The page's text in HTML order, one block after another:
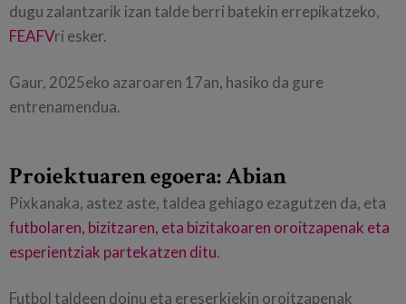
dugu zalantzarik izan talde berri batekin errepikatzeko,
FEAFVri esker.
Gaur, 2025eko azaroaren 17an, hasiko da gure
entrenamendua.
Proiektuaren egoera: Abian
Pixkanaka, astez aste, taldea gehiago ezagutzen da, eta
futbolaren, bizitzaren, eta bizitakoaren oroitzapenak eta
esperientziak partekatzen ditu.
Futbol taldeen doinu eta ereserkiekin oroitzapenak